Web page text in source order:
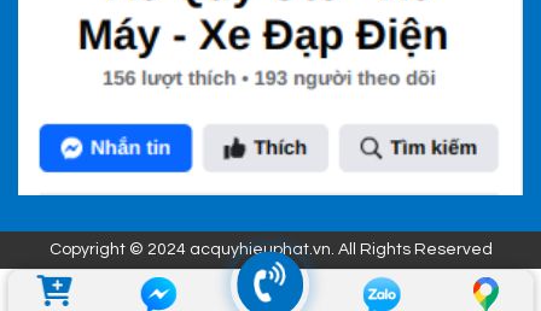
Copyright © 2024 acquyhieuphat.vn. All Rights Reserved